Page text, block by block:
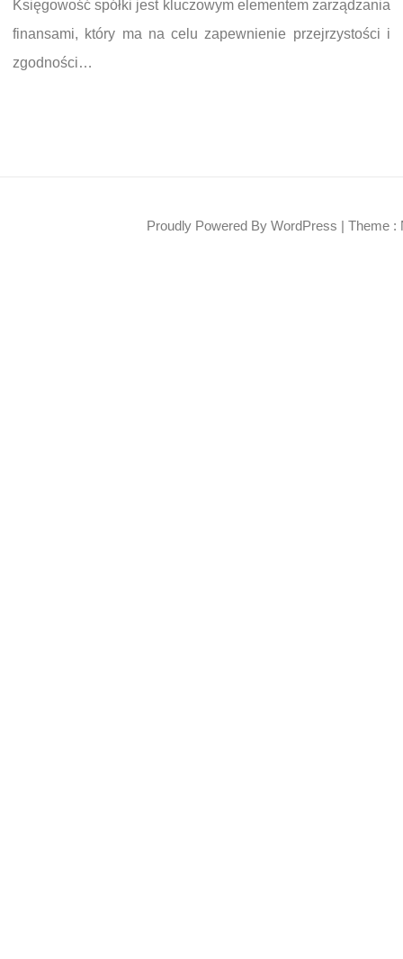
Księgowość spółki jest kluczowym elementem zarządzania
finansami, który ma na celu zapewnienie przejrzystości i
zgodności…
Proudly Powered By WordPress | Theme :